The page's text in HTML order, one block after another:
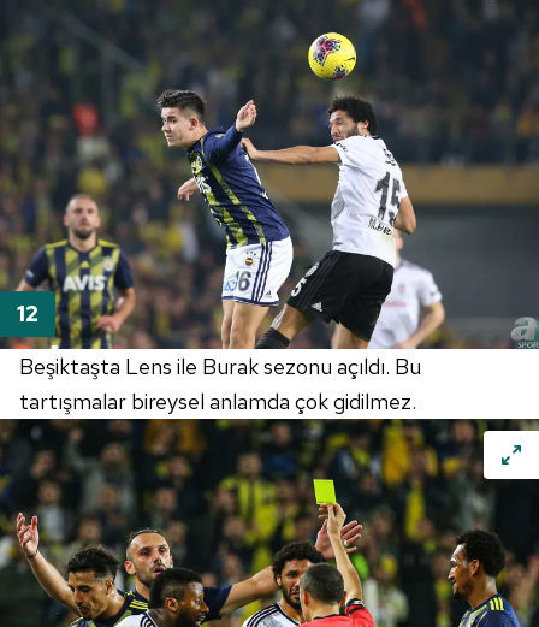
Beşiktaşta Lens ile Burak sezonu açıldı. Bu
tartışmalar bireysel anlamda çok gidilmez.